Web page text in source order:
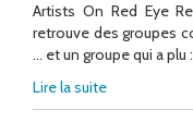
Artists On Red Eye
retrouve des groupes
… et un groupe qui a plu
Lire la suite